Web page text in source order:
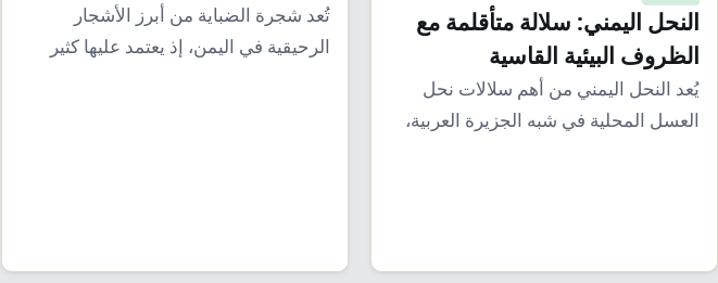
النحل اليمني: سلالة متأقلمة مع
الظروف البيئية القاسية
يُعد النحل اليمني من أهم سلالات نحل
العسل المحلية في شبه الجزيرة العربية،
تُعد شجرة الضباية من أبرز الأشجار
الرحيقية في اليمن، إذ يعتمد عليها كثير